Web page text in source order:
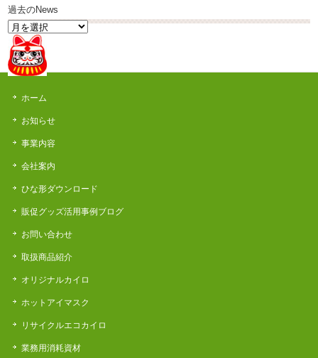
過去のNews
過
去
の
News
ホーム
お知らせ
事業内容
会社案内
ひな形ダウンロード
販促グッズ活用事例ブログ
お問い合わせ
取扱商品紹介
オリジナルカイロ
ホットアイマスク
リサイクルエコカイロ
業務用消耗資材